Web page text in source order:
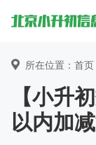
所在位置：首
【小升
以内加